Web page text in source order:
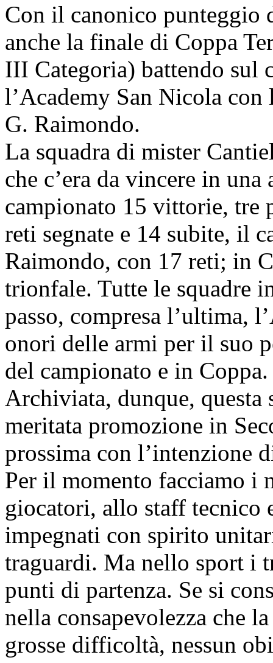
Con il canonico punteggio
anche la finale di Coppa
III Categoria) battendo sul
l’Academy San Nicola
G. Raimondo.
La squadra di mister
che c’era da vincere in
campionato 15 vittorie, tre
reti segnate e 14 subite, il
Raimondo, con 17 reti; in
trionfale. Tutte le squadre
passo, compresa l’ultima,
onori delle armi per il suo
del campionato e in Coppa.
Archiviata, dunque, questa
meritata promozione in
prossima con l’intenzione
Per il momento facciamo
giocatori, allo staff tecnico
impegnati con spirito
traguardi. Ma nello sport i
punti di partenza. Se si
nella consapevolezza che
grosse difficoltà, nessun